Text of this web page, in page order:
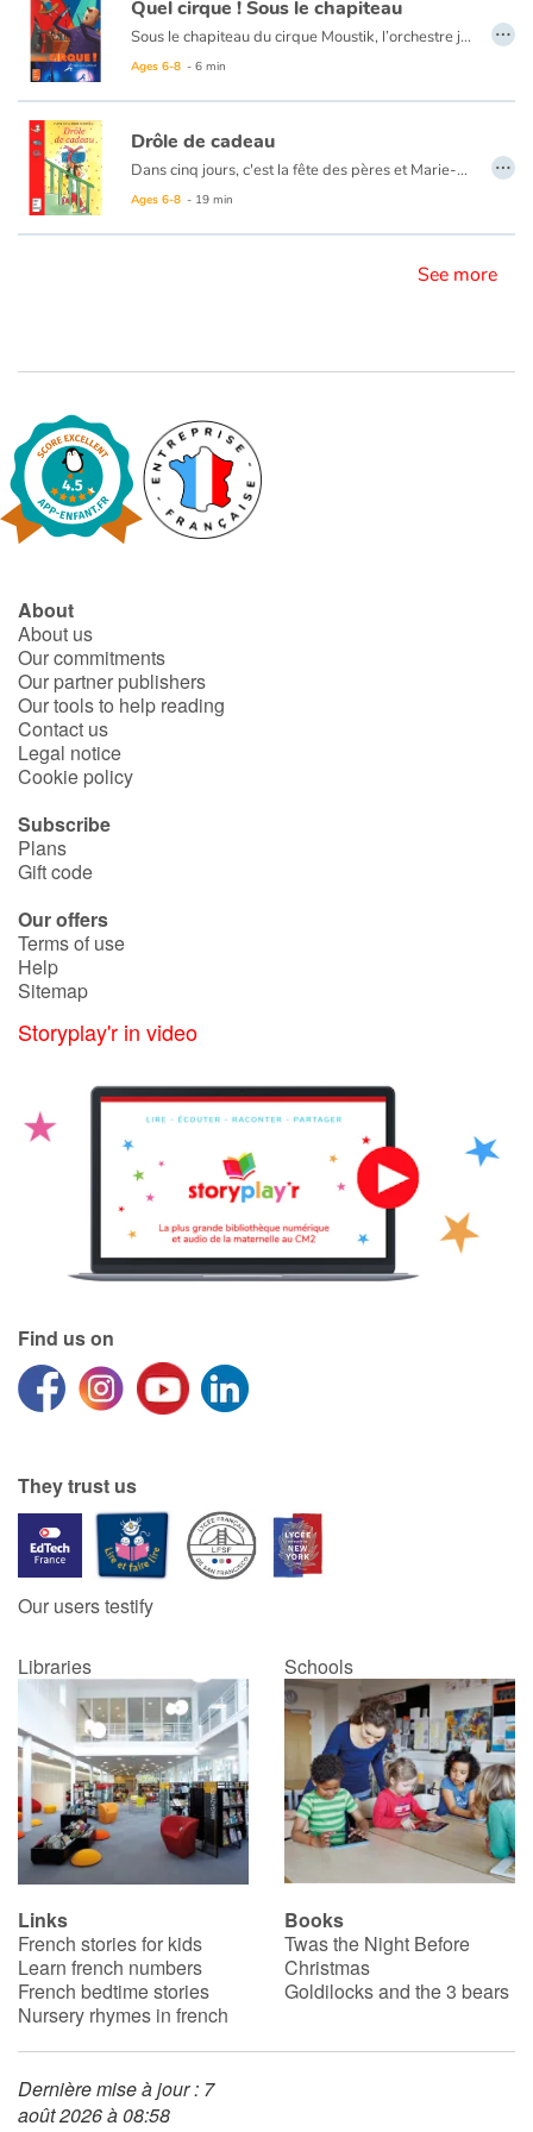
Blog
Learn french with Storyplay'r
French book lists for children
Reading for children
Quel cirque ! Sous le chapiteau
Sous le chapiteau du cirque Moustik, l’orchestre joue un air plein d’entrain. Les enfants frappent dans leurs mains. Ca va commencer…
Ages 6-8 - 6 min
…
Drôle de cadeau
Dans cinq jours, c'est la fête des pères et Marie-Lou n'a pas de cadeau. Le ouistiti qu'elle a fait à l'école est raté. Ses autres idées sont trop difficiles à réaliser. Et sa tirelire désespérément vide. Pourtant, Marie-Lou est bien décidée à offrir à son papa un cadeau magnifique, surprenant, original. Un cadeau qu'il n'oubliera jamais. Et quand Marie-Lou a décidé quelque chose...
Ages 6-8 - 19 min
…
See more
About
About us
Our commitments
Our partner publishers
Our tools to help reading
Contact us
Legal notice
Cookie policy
Subscribe
Plans
Gift code
Our offers
Terms of use
Help
Sitemap
Storyplay'r in video
Find us on
They trust us
Our users testify
Libraries Schools
Links
French stories for kids
Learn french numbers
French bedtime stories
Nursery rhymes in french
Books
Twas the Night Before
Christmas
Goldilocks and the 3 bears
Dernière mise à jour : 7
août 2026 à 08:58